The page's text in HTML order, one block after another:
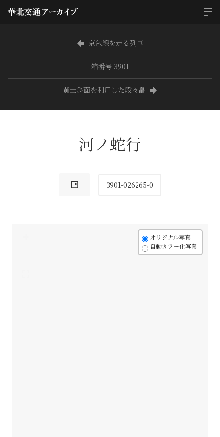
京包線を走る列車
箱番号 3901
黄土斜面を利用した段々畠
河ノ蛇行
3901-026265-0
オリジナル写真
自動カラー化写真